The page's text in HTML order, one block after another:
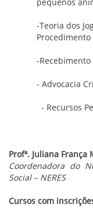
-Teoria dos
Procedimento
-
- Advocacia
- Recursos
Profª. Juliana
Coordenadora do
Social – NERES
Cursos com